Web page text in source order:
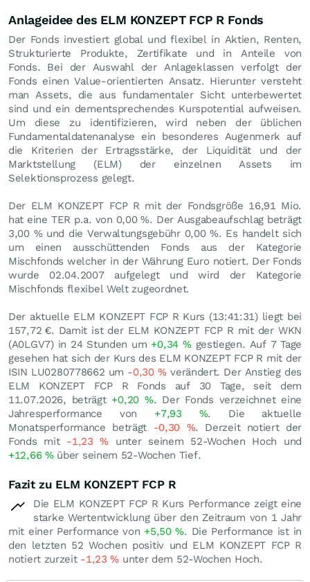
Anlageidee des ELM KONZEPT FCP R Fonds
Der Fonds investiert global und flexibel in Aktien, Renten,
Strukturierte Produkte, Zertifikate und in Anteile von
Fonds. Bei der Auswahl der Anlageklassen verfolgt der
Fonds einen Value-orientierten Ansatz. Hierunter versteht
man Assets, die aus fundamentaler Sicht unterbewertet
sind und ein dementsprechendes Kurspotential aufweisen.
Um diese zu identifizieren, wird neben der üblichen
Fundamentaldatenanalyse ein besonderes Augenmerk auf
die Kriterien der Ertragsstärke, der Liquidität und der
Marktstellung (ELM) der einzelnen Assets im
Selektionsprozess gelegt.
Der ELM KONZEPT FCP R mit der Fondsgröße 16,91 Mio.
hat eine TER p.a. von 0,00 %. Der Ausgabeaufschlag beträgt
3,00 % und die Verwaltungsgebühr 0,00 %. Es handelt sich
um einen ausschüttenden Fonds aus der Kategorie
Mischfonds welcher in der Währung Euro notiert. Der Fonds
wurde 02.04.2007 aufgelegt und wird der Kategorie
Mischfonds flexibel Welt zugeordnet.
Der aktuelle ELM KONZEPT FCP R Kurs (13:41:31) liegt bei
157,72 €. Damit ist der ELM KONZEPT FCP R mit der WKN
(A0LGV7) in 24 Stunden um +0,34 %gestiegen. Auf 7 Tage
gesehen hat sich der Kurs des ELM KONZEPT FCP R mit der
ISIN LU0280778662 um -0,30%verändert. Der Anstieg des
ELM KONZEPT FCP R Fonds auf 30 Tage, seit dem
11.07.2026, beträgt +0,20 %. Der Fonds verzeichnet eine
Jahresperformance von +7,93 %. Die aktuelle
Monatsperformance beträgt -0,30 %. Derzeit notiert der
Fonds mit -1,23% unter seinem 52-Wochen Hoch und
+12,66 %über seinem 52-Wochen Tief.
Fazit zu ELM KONZEPT FCP R
Die ELM KONZEPT FCP R Kurs Performance zeigt eine
starke Wertentwicklung über den Zeitraum von 1 Jahr
mit einer Performance von +5,50%. Die Performance ist in
den letzten 52 Wochen positiv und ELM KONZEPT FCP R
notiert zurzeit -1,23% unter dem 52-Wochen Hoch.